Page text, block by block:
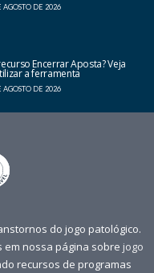
AGOSTO DE 2026
Encerrar Aposta? Veja
a ferramenta
AGOSTO DE 2026
do jogo patológico.
em nossa página sobre jogo
recursos de programas